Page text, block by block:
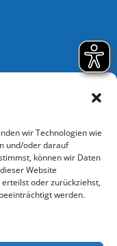
wir Technologien wie
und/oder darauf
können wir Daten
Website
oder zurückziehst,
werden.
Tuttlingen
6435 0070 0000 0025 03
BIC: SOLADES1TUT
Donau-Neckar eG